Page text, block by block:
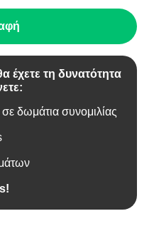
έχετε τη δυνατότητα
δωμάτια συνομιλίας